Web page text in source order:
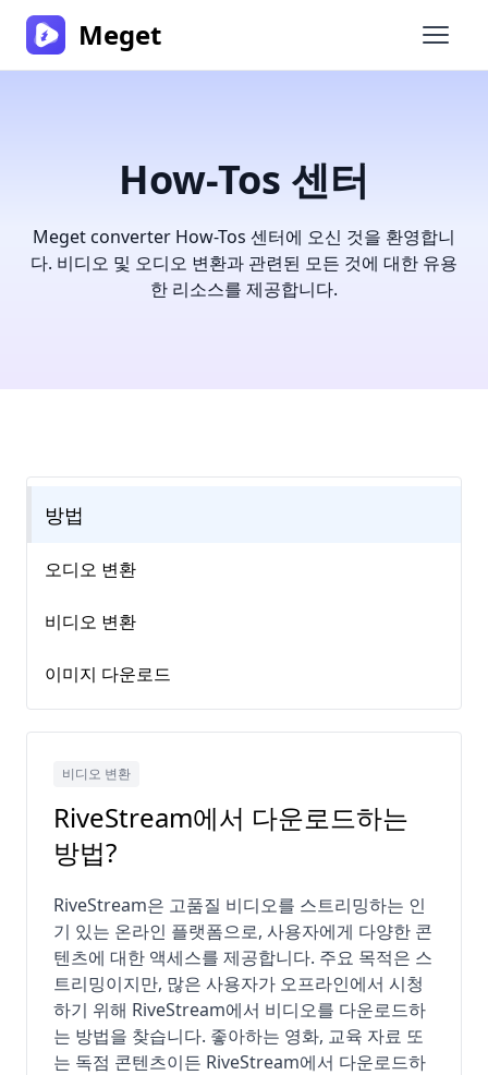
메인
Meget
How-Tos 센터
Meget converter How-Tos 센터에 오신 것을 환영합니
다. 비디오 및 오디오 변환과 관련된 모든 것에 대한 유용
한 리소스를 제공합니다.
방법
오디오 변환
비디오 변환
이미지 다운로드
비디오 변환
RiveStream에서 다운로드하는
방법?
RiveStream은 고품질 비디오를 스트리밍하는 인
기 있는 온라인 플랫폼으로, 사용자에게 다양한 콘
텐츠에 대한 액세스를 제공합니다. 주요 목적은 스
트리밍이지만, 많은 사용자가 오프라인에서 시청
하기 위해 RiveStream에서 비디오를 다운로드하
는 방법을 찾습니다. 좋아하는 영화, 교육 자료 또
는 독점 콘텐츠이든 RiveStream에서 다운로드하